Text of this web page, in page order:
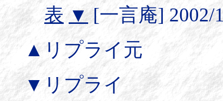
表 ▼[一言庵] 2002/
▲リプライ元
▼リプライ